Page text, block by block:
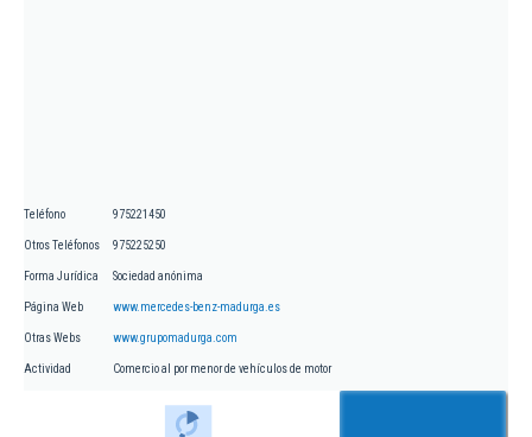
Teléfono 975221450
Otros Teléfonos 975225250
Forma Jurídica Sociedad anónima
Página Web www.mercedes-benz-madurga.es
Otras Webs www.grupomadurga.com
Actividad Comercio al por menor de vehículos de motor